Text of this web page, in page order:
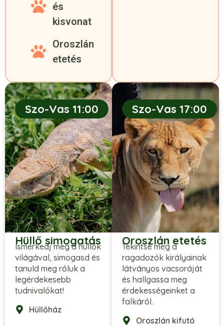
és
kisvonat
Oroszlán
etetés
Szo-Vas 11:00
Hüllő simogatás
Ismerkedj meg a hüllők
világával, simogasd és
tanuld meg róluk a
legérdekesebb
tudnivalókat!
Hüllőház
Szo-Vas 17:00
Oroszlán etetés
Tekintse meg a
ragadozók királyainak
látványos vacsoráját
és hallgassa meg
érdekességeinket a
falkáról.
Oroszlán kifutó